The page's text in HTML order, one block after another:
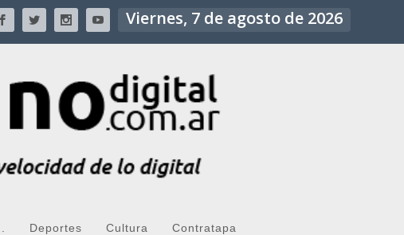
Viernes, 7 de agosto de 2026
Deportes Cultura Contratapa